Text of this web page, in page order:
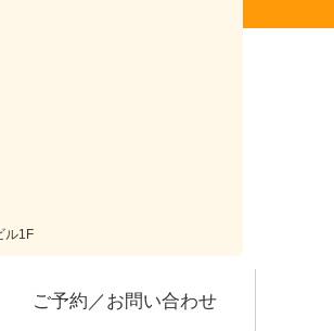
ル1F
ご予約／お問い合わせ